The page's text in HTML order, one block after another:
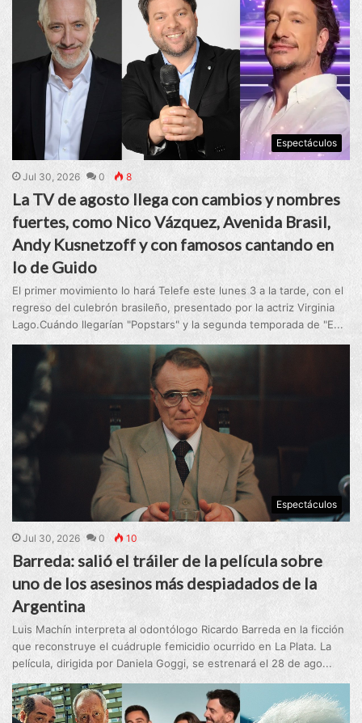
Espectáculos
Jul 30, 2026 0 8
La TV de agosto llega con cambios y nombres
fuertes, como Nico Vázquez, Avenida Brasil,
Andy Kusnetzoff y con famosos cantando en
lo de Guido
El primer movimiento lo hará Telefe este lunes 3 a la tarde, con el
regreso del culebrón brasileño, presentado por la actriz Virginia
Lago.Cuándo llegarían "Popstars" y la segunda temporada de "E...
Espectáculos
Jul 30, 2026 0 10
Barreda: salió el tráiler de la película sobre
uno de los asesinos más despiadados de la
Argentina
Luis Machín interpreta al odontólogo Ricardo Barreda en la ficción
que reconstruye el cuádruple femicidio ocurrido en La Plata. La
película, dirigida por Daniela Goggi, se estrenará el 28 de ago...